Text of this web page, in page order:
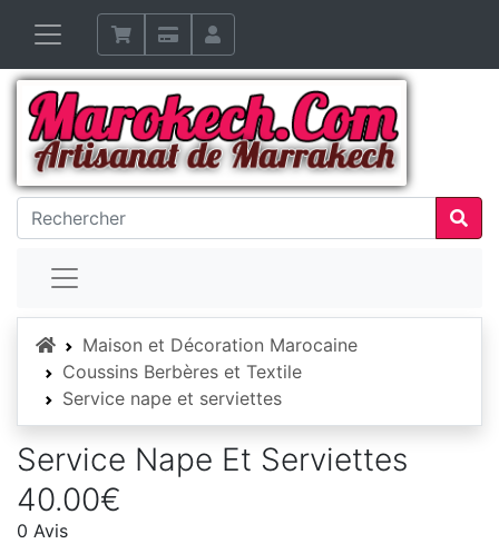
AccueilMaison et Décoration Marocaine
Coussins Berbères et Textile
Service nape et serviettes
Service Nape Et Serviettes
40.00€
0 Avis